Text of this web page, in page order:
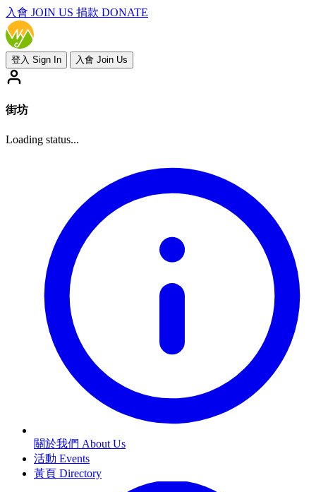
入會 JOIN US 捐款 DONATE
登入 Sign In 入會 Join Us
街坊
Loading status...
關於我們 About Us
活動 Events
黃頁 Directory